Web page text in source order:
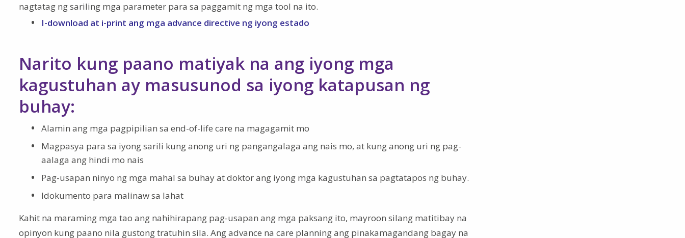
nagtatag ng sariling mga parameter para sa paggamit ng mga tool na ito.
I-download at i-print ang mga advance directive ng iyong estado
Narito kung paano matiyak na ang iyong mga
kagustuhan ay masusunod sa iyong katapusan ng
buhay:
Alamin ang mga pagpipilian sa end-of-life care na magagamit mo
Magpasya para sa iyong sarili kung anong uri ng pangangalaga ang nais mo, at kung anong uri ng pag-
aalaga ang hindi mo nais
Pag-usapan ninyo ng mga mahal sa buhay at doktor ang iyong mga kagustuhan sa pagtatapos ng buhay.
Idokumento para malinaw sa lahat
Kahit na maraming mga tao ang nahihirapang pag-usapan ang mga paksang ito, mayroon silang matitibay na
opinyon kung paano nila gustong tratuhin sila. Ang advance na care planning ang pinakamagandang bagay na